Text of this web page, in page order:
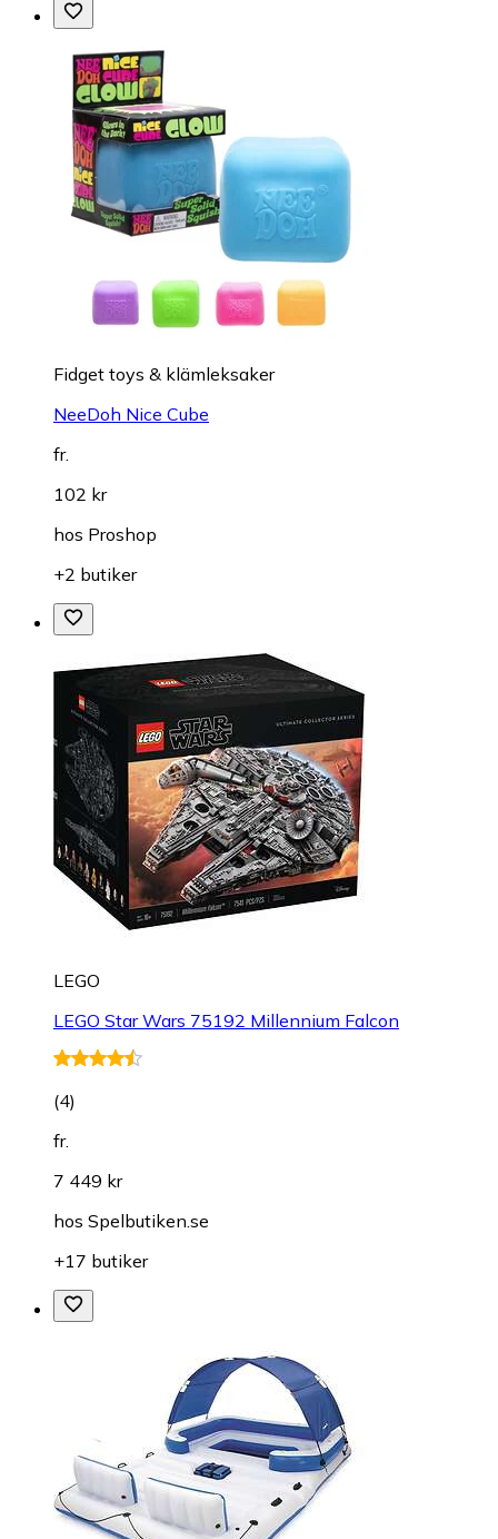
Fidget toys & klämleksaker
NeeDoh Nice Cube
fr.
102 kr
hos Proshop
+2 butiker
LEGO
LEGO Star Wars 75192 Millennium Falcon
(4)
fr.
7 449 kr
hos Spelbutiken.se
+17 butiker